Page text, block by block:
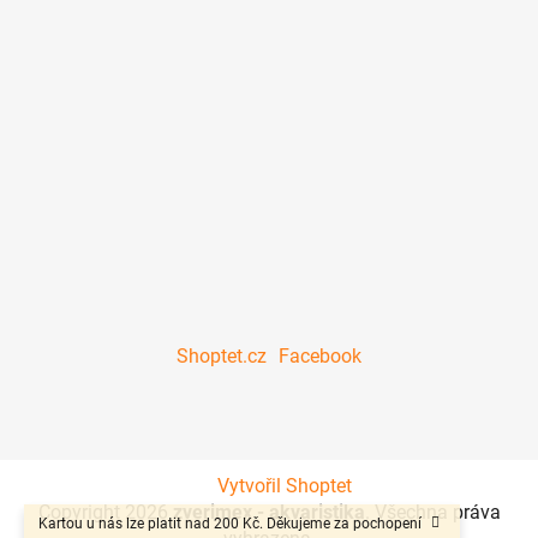
Kartou u nás lze platit nad 200 Kč. Děkujeme za pochopení
Shoptet.cz Facebook
Vytvořil Shoptet
Copyright 2026zverimex - akvaristika. Všechna práva